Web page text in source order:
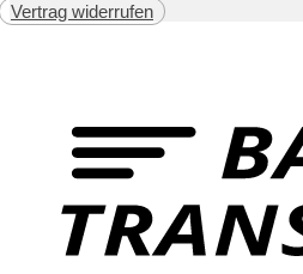
Vertrag widerrufen